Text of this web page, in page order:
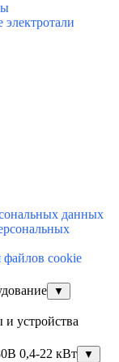
данных
файлов cookie
▼
и устройства
0,4-22 кВт ▼